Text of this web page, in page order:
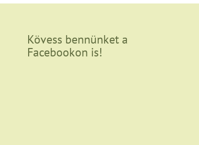
Kövess bennünket a
Facebookon is!